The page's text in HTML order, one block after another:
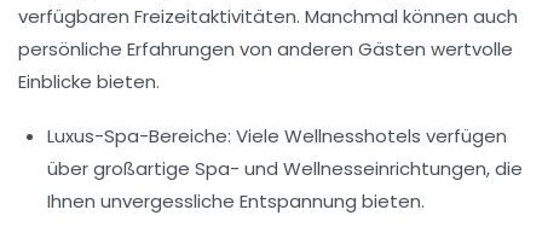
verfügbaren Freizeitaktivitäten. Manchmal können auch
persönliche Erfahrungen von anderen Gästen wertvolle
Einblicke bieten.
Luxus-Spa-Bereiche: Viele Wellnesshotels verfügen
über großartige Spa- und Wellnesseinrichtungen, die
Ihnen unvergessliche Entspannung bieten.